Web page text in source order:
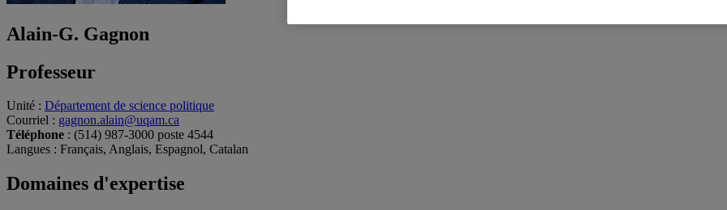
Alain-G. Gagnon
Professeur
Unité : Département de science politique
Courriel : gagnon.alain@uqam.ca
Téléphone : (514) 987-3000 poste 4544
Langues : Français, Anglais, Espagnol, Catalan
Domaines d'expertise